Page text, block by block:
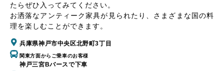
たらぜひ入ってみてください。
お洒落なアンティーク家具が見られたり、さまざまな国の料
理を楽しむことができます。
兵庫県神戸市中央区北野町3丁目
関東方面からご乗車のお客様
神戸三宮Bバースで下車